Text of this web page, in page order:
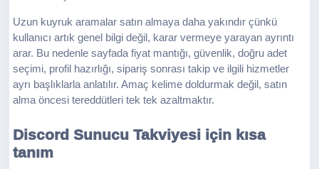
Uzun kuyruk aramalar satın almaya daha yakındır çünkü
kullanıcı artık genel bilgi değil, karar vermeye yarayan ayrıntı
arar. Bu nedenle sayfada fiyat mantığı, güvenlik, doğru adet
seçimi, profil hazırlığı, sipariş sonrası takip ve ilgili hizmetler
ayrı başlıklarla anlatılır. Amaç kelime doldurmak değil, satın
alma öncesi tereddütleri tek tek azaltmaktır.
Discord Sunucu Takviyesi için kısa
tanım